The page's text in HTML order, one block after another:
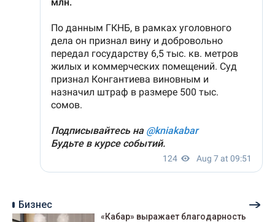
Бизнес
«Кабар» выражает благодарность